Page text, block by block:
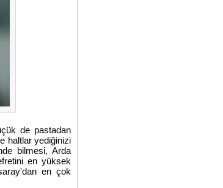
de pastadan
haltlar yediğinizi
bilmesi, Arda
en yüksek
en çok